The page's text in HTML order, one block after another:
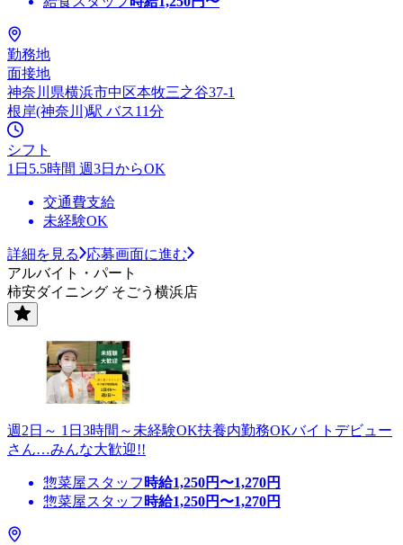
勤務地
面接地
神奈川県横浜市中区本牧三之谷37-1
根岸(神奈川)駅 バス11分
シフト
1日5.5時間 週3日からOK
交通費支給
未経験OK
詳細を見る
応募画面に進む
アルバイト・パート
柿安ダイニング そごう横浜店
週2日～ 1日3時間～未経験OK扶養内勤務OKバイトデビュー
さん…みんな大歓迎!!
惣菜屋スタッフ 時給1,250円〜1,270円
惣菜屋スタッフ 時給1,250円〜1,270円